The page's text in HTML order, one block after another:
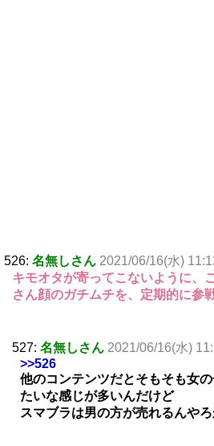
526: 名無しさん 2021/06/16(水)
キモオタが寄ってこないように、
さん顔のガチムチを、定期的に参
527: 名無しさん 2021/06/16(水)
>>526
他のコンテンツだとそもそも女
たいな感じが多いんだけど
スマブラは男の方が売れるんや